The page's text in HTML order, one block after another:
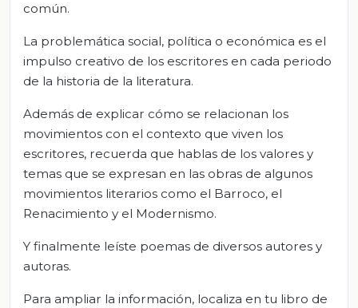
común.
La problemática social, política o económica es el
impulso creativo de los escritores en cada periodo
de la historia de la literatura.
Además de explicar cómo se relacionan los
movimientos con el contexto que viven los
escritores, recuerda que hablas de los valores y
temas que se expresan en las obras de algunos
movimientos literarios como el Barroco, el
Renacimiento y el Modernismo.
Y finalmente leíste poemas de diversos autores y
autoras.
Para ampliar la información, localiza en tu libro de